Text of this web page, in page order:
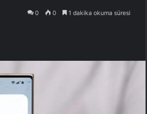
0 0 1 dakika okuma süresi